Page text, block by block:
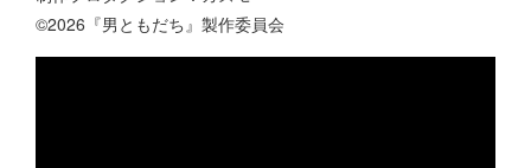
©2026『男ともだち』製作委員会